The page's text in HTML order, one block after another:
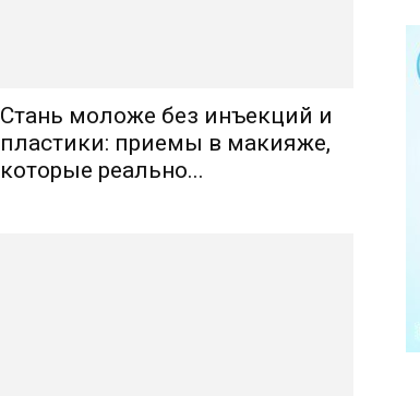
Стань моложе без инъекций и
пластики: приемы в макияже,
которые реально...